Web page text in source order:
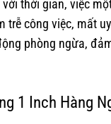
thời gian, việc
trễ công việc, mất
phòng ngừa,
1 Inch Hàng